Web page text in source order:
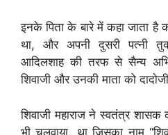
इनके पिता के बारे में कहा जाता है
था, और अपनी दुसरी पत्नी
आदिलशाह की तरफ से सैन्य
शिवाजी और उनकी माता को
शिवाजी महाराज ने स्वतंत्र
भी चलवाया, था जिसका नाम